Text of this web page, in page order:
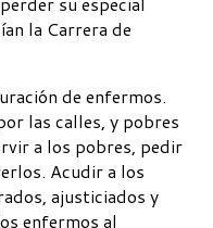
la Carrera de
de enfermos.
las calles, y pobres
a los pobres, pedir
Acudir a los
ajusticiados y
enfermos al